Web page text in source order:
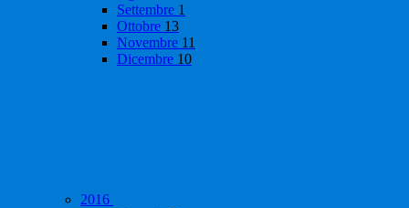
Settembre 1
Ottobre 13
Novembre 11
Dicembre 10
2016